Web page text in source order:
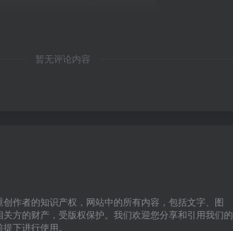
暂无评论内容
作者的知识产权，网站中的所有内容，包括文字、图
方的财产，受版权保护。我们欢迎您分享和引用我们的
下进行使用。